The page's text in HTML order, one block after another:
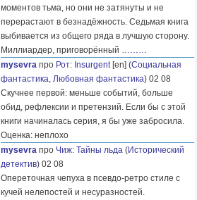
моментов тьма, но они не затянуты и не
перерастают в безнадёжность. Седьмая книга
выбивается из общего ряда в лучшую сторону.
Миллиардер, приговорённый ………
mysevra про Рот: Insurgent[en] (Социальная
фантастика, Любовная фантастика) 02 08
Скучнее первой: меньше событий, больше
обид, рефлексии и претензий. Если бы с этой
книги начиналась серия, я бы уже забросила.
Оценка: неплохо
mysevra про Чиж: Тайны льда (Исторический
детектив) 02 08
Опереточная чепуха в псевдо-ретро стиле с
кучей нелепостей и несуразностей.